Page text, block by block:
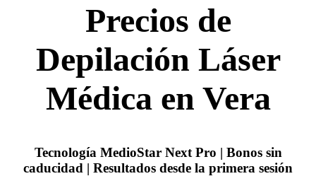
Precios de
Depilación Láser
Médica en Vera
Tecnología MedioStar Next Pro | Bonos sin
caducidad | Resultados desde la primera sesión